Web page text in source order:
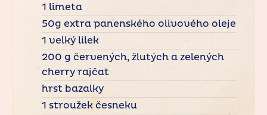
1 limeta
50g extra panenského olivového oleje
1 velký lilek
200 g červených, žlutých a zelených
cherry rajčat
hrst bazalky
1 stroužek česneku